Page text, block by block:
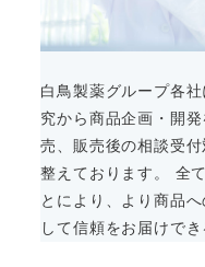
白鳥製薬グループ各
究から商品企画・開
売、販売後の相談受
整えております。 全
とにより、より商品
して信頼をお届けで